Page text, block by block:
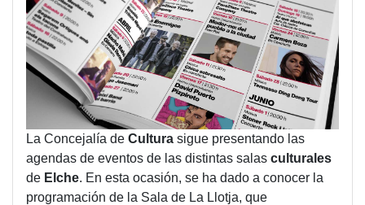
La Concejalía de Cultura sigue presentando las
agendas de eventos de las distintas salas culturales
de Elche. En esta ocasión, se ha dado a conocer la
programación de la Sala de La Llotja, que